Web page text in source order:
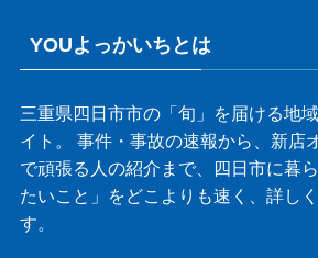
YOUよっかいちとは
三重県四日市市の「旬」を届ける地
イト。 事件・事故の速報から、新店
で頑張る人の紹介まで、四日市に暮
たいこと」をどこよりも速く、詳し
す。